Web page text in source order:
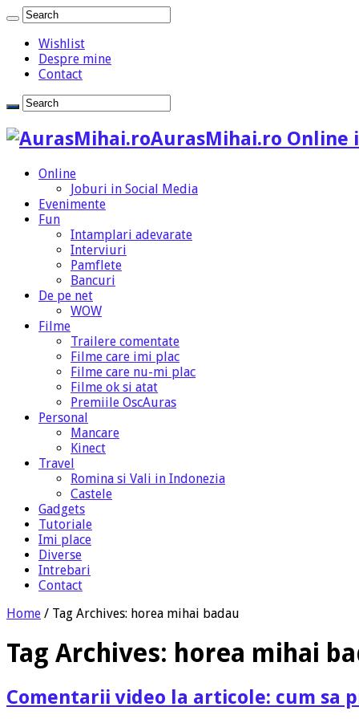
Wishlist
Despre mine
Contact
AurasMihai.ro Online
Online
Joburi in Social Media
Evenimente
Fun
Intamplari adevarate
Interviuri
Pamflete
Bancuri
De pe net
WOW
Filme
Trailere comentate
Filme care imi plac
Filme care nu-mi plac
Filme ok si atat
Premiile OscAuras
Personal
Mancare
Kinect
Travel
Romina si Vali in Indonezia
Castele
Gadgets
Tutoriale
Imi place
Diverse
Intrebari
Contact
Home / Tag Archives: horea mihai badau
Tag Archives: horea mihai
Comentarii video la articole: cum sa